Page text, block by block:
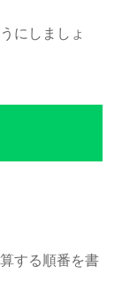
にしましょ
する順番を書